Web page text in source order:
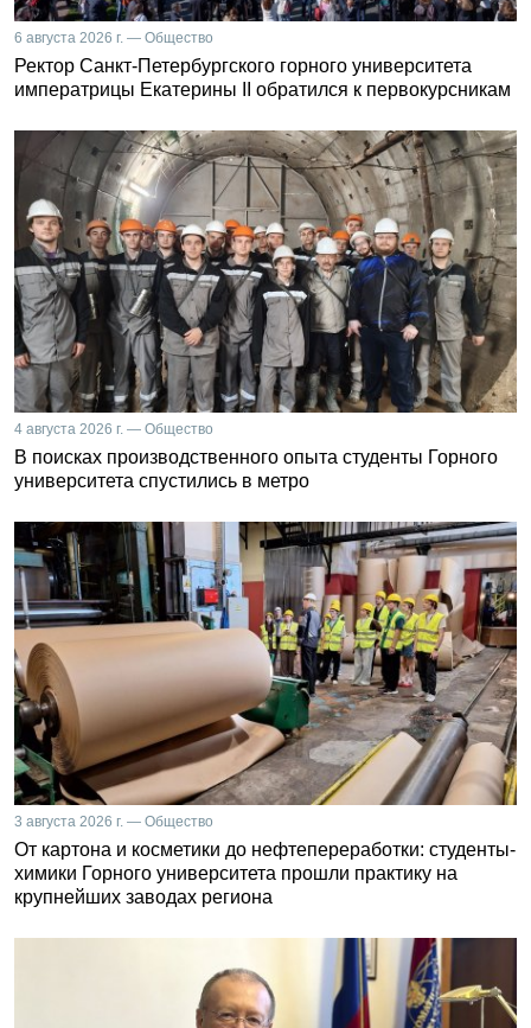
6 августа 2026 г. — Общество
Ректор Санкт-Петербургского горного университета
императрицы Екатерины II обратился к первокурсникам
4 августа 2026 г. — Общество
В поисках производственного опыта студенты Горного
университета спустились в метро
3 августа 2026 г. — Общество
От картона и косметики до нефтепереработки: студенты-
химики Горного университета прошли практику на
крупнейших заводах региона